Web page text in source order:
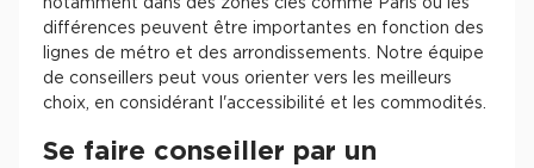
notamment dans des zones clés comme Paris où les
différences peuvent être importantes en fonction des
lignes de métro et des arrondissements. Notre équipe
de conseillers peut vous orienter vers les meilleurs
choix, en considérant l'accessibilité et les commodités.
Se faire conseiller par un